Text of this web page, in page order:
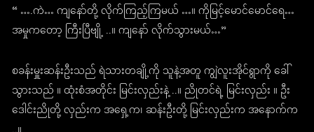
“ ….ကဲ… ကျနော်တို့ လိုက်ကြည့်ကြမယ် …။ ကိုမြင့်မောင်မောင်ရေ…
အမှုကတော့ ကြီးပြီဗျို့ ..။ ကျနော် လိုက်သွားမယ်…”
စခန်းမှူးဆန်းဦးသည် ရဲသားတချို့ကို သူနဲ့အတူ ကျွဲလူးအိုင်ရွာကို ခေါ်
သွားသည် ။ ထုံးစံအတိုင်း မြင်းလှည်းနဲ့ ..။ ညိုတင်ရဲ့ မြင်းလှည်း ။ ဦး
ဒေါင်းညိုတို့ လှည်းက အရှေ့က၊ ဆန်းဦးတို့ မြင်းလှည်းက အနောက်က